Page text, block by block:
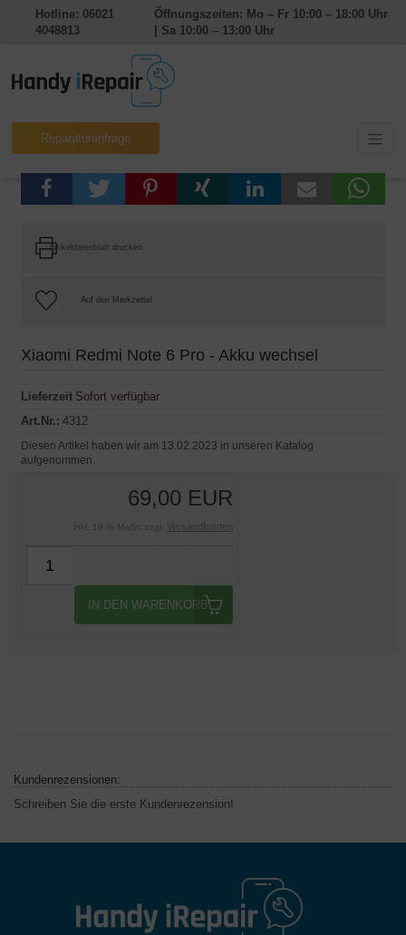
Hotline: 06021
4048813
Öffnungszeiten: Mo – Fr 10:00 – 18:00 Uhr
| Sa 10:00 – 13:00 Uhr
Reparaturanfrage
Artikeldatenblatt drucken
Xiaomi Redmi Note 6 Pro - Akku wechsel
Lieferzeit Sofort verfügbar
Art.Nr.: 4312
Diesen Artikel haben wir am 13.02.2023 in unseren Katalog
aufgenommen.
69,00 EUR
inkl. 19 % MwSt. zzgl. Versandkosten
IN DEN WARENKORB
Kundenrezensionen:
Schreiben Sie die erste Kundenrezension!